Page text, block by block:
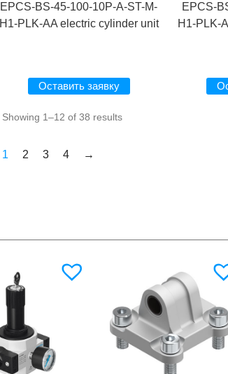
EPCS-BS-45-100-10P-A-ST-M-
H1-PLK-AA electric cylinder unit
Оставить заявку
EPCS-
H1-PLK-
Showing 1–12 of 38 results
1 2 3 4 →